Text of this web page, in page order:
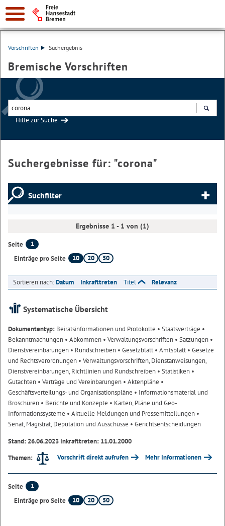
Vorschriften Suchergebnis
Bremische Vorschriften
Hilfe zur Suche
Suchergebnisse für: "corona"
Suchfilter
Ergebnisse 1 - 1 von (1)
Seite
1
Einträge pro Seite
10 20 50
Sortieren nach:Datum Inkrafttreten Titel Relevanz
Systematische Übersicht
Dokumententyp: Beiratsinformationen und Protokolle • Staatsverträge •
Bekanntmachungen • Abkommen • Verwaltungsvorschriften • Satzungen •
Dienstvereinbarungen • Rundschreiben • Gesetzblatt• Amtsblatt• Gesetze
und Rechtsverordnungen • Verwaltungsvorschriften, Dienstanweisungen,
Dienstvereinbarungen, Richtlinien und Rundschreiben • Statistiken •
Gutachten • Verträge und Vereinbarungen • Aktenpläne •
Geschäftsverteilungs- und Organisationspläne • Informationsmaterial und
Broschüren • Berichte und Konzepte • Karten, Pläne und Geo-
Informationssysteme • Aktuelle Meldungen und Pressemitteilungen •
Senat, Magistrat, Deputation und Ausschüsse • Gerichtsentscheidungen
Stand: 26.06.2023 Inkrafttreten: 11.01.2000
Themen:
Vorschrift direkt aufrufen Mehr Informationen
Seite
1
Einträge pro Seite
10 20 50